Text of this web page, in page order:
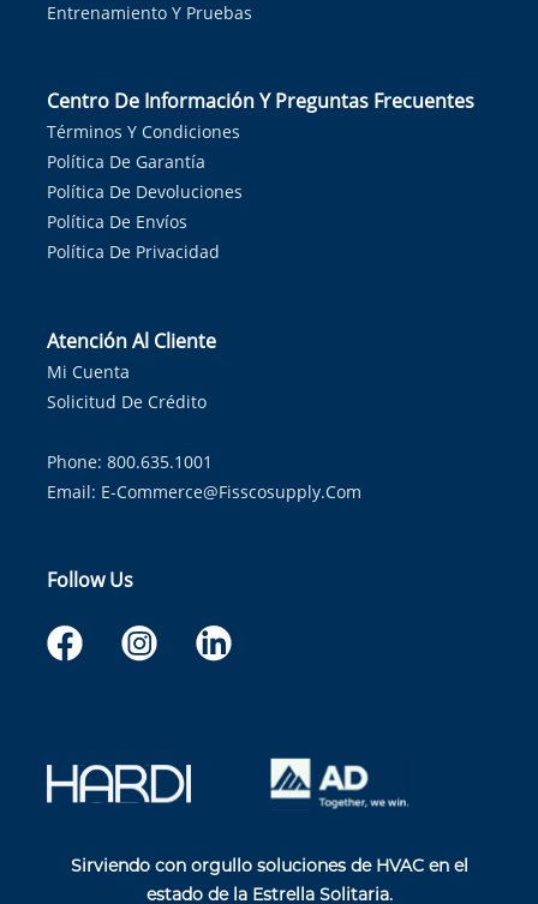
Entrenamiento Y Pruebas
Centro De Información Y Preguntas Frecuentes
Términos Y Condiciones
Política De Garantía
Política De Devoluciones
Política De Envíos
Política De Privacidad
Atención Al Cliente
Mi Cuenta
Solicitud De Crédito
Phone: 800.635.1001
Email: E-Commerce@fisscosupply.com
Follow Us
Sirviendo con orgullo soluciones de HVAC en el
estado de la Estrella Solitaria.